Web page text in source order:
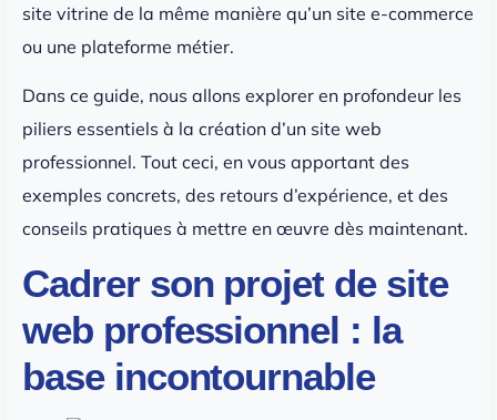
site vitrine de la même manière qu’un site e-commerce
ou une plateforme métier.
Dans ce guide, nous allons explorer en profondeur les
piliers essentiels à la création d’un site web
professionnel. Tout ceci, en vous apportant des
exemples concrets, des retours d’expérience, et des
conseils pratiques à mettre en œuvre dès maintenant.
Cadrer son projet de site
web professionnel : la
base incontournable